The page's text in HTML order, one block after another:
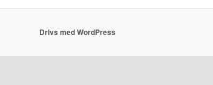
Drivs med WordPress